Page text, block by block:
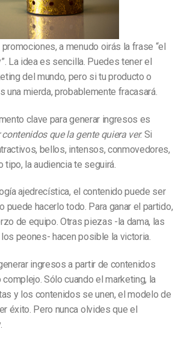
a menudo oirás la frase “el
La idea es sencilla. Puedes tener el
del mundo, pero si tu producto o
una mierda, probablemente fracasará.
clave para generar ingresos es
contenidos que la gente quiera ver. Si
bellos, intensos, conmovedores,
la audiencia te seguirá.
ajedrecística, el contenido puede ser
puede hacerlo todo. Para ganar el partido,
de equipo. Otras piezas -la dama, las
peones- hacen posible la victoria.
ingresos a partir de contenidos
Sólo cuando el marketing, la
y los contenidos se unen, el modelo de
éxito. Pero nunca olvides que el